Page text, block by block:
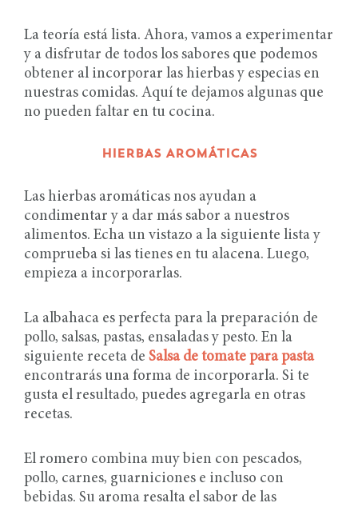
La teoría está lista. Ahora, vamos a experimentar
y a disfrutar de todos los sabores que podemos
obtener al incorporar las hierbas y especias en
nuestras comidas. Aquí te dejamos algunas que
no pueden faltar en tu cocina.
HIERBAS AROMÁTICAS
Las hierbas aromáticas nos ayudan a
condimentar y a dar más sabor a nuestros
alimentos. Echa un vistazo a la siguiente lista y
comprueba si las tienes en tu alacena. Luego,
empieza a incorporarlas.
La albahaca es perfecta para la preparación de
pollo, salsas, pastas, ensaladas y pesto. En la
siguiente receta de Salsa de tomate para pasta
encontrarás una forma de incorporarla. Si te
gusta el resultado, puedes agregarla en otras
recetas.
El romero combina muy bien con pescados,
pollo, carnes, guarniciones e incluso con
bebidas. Su aroma resalta el sabor de las